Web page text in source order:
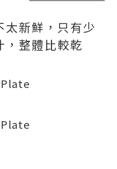
新鮮，只有少
，整體比較乾